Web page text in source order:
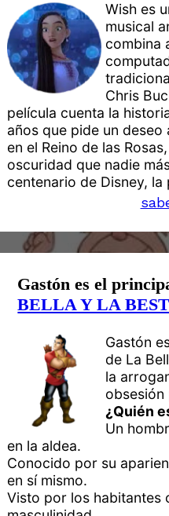
Wish es
musical
combina
Chris
película cuenta la
años que pide un
en el Reino de las
oscuridad que nadie
centenario de Disney, la
Gastón es el
BELLA Y LA
Gastón
de La
la
obsesión
¿Quién
Un
en la aldea.
Conocido por su
en sí mismo.
Visto por los habitantes